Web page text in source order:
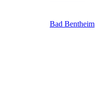
Bad Bentheim